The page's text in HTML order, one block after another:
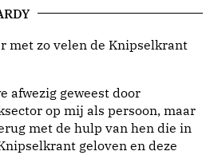
met zo velen de Knipselkrant
afwezig geweest door
op mij als persoon, maar
met de hulp van hen die in
geloven en deze